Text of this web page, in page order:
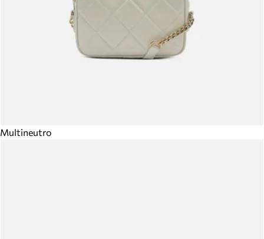
Multineutro